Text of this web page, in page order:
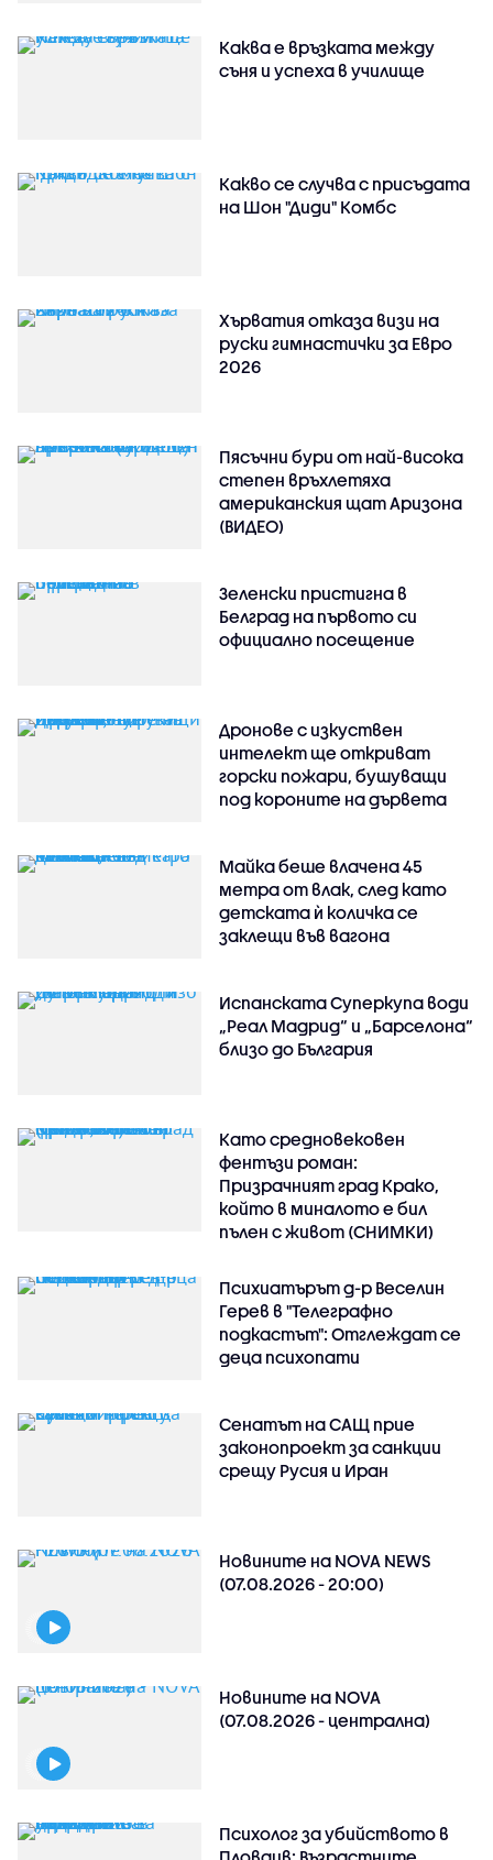
Каква е връзката между
съня и успеха в училище
Какво се случва с присъдата
на Шон "Диди" Комбс
Хърватия отказа визи на
руски гимнастички за Евро
2026
Пясъчни бури от най-висока
степен връхлетяха
американския щат Аризона
(ВИДЕО)
Зеленски пристигна в
Белград на първото си
официално посещение
Дронове с изкуствен
интелект ще откриват
горски пожари, бушуващи
под короните на дървета
Майка беше влачена 45
метра от влак, след като
детската ѝ количка се
заклещи във вагона
Испанската Суперкупа води
„Реал Мадрид“ и „Барселона“
близо до България
Като средновековен
фентъзи роман:
Призрачният град Крако,
който в миналото е бил
пълен с живот (СНИМКИ)
Психиатърът д-р Веселин
Герев в "Телеграфно
подкастът": Отглеждат се
деца психопати
Сенатът на САЩ прие
законопроект за санкции
срещу Русия и Иран
Новините на NOVA NEWS
(07.08.2026 - 20:00)
Новините на NOVA
(07.08.2026 - централна)
Психолог за убийството в